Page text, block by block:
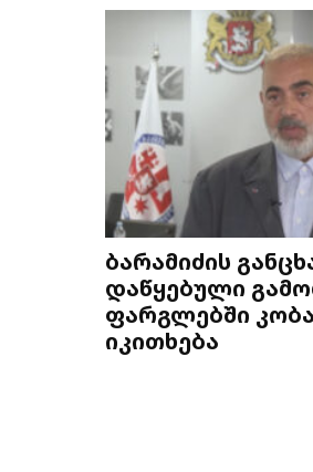
ბარამიძის
დაწყებული
ფარგლებში
იკითხება